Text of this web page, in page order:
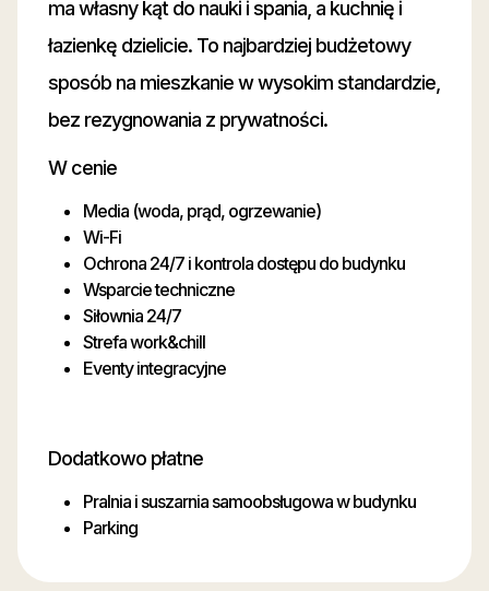
ma własny kąt do nauki i spania, a kuchnię i
łazienkę dzielicie. To najbardziej budżetowy
sposób na mieszkanie w wysokim standardzie,
bez rezygnowania z prywatności.
W cenie
Media (woda, prąd, ogrzewanie)
Wi-Fi
Ochrona 24/7 i kontrola dostępu do budynku
Wsparcie techniczne
Siłownia 24/7
Strefa work&chill
Eventy integracyjne
Dodatkowo płatne
Pralnia i suszarnia samoobsługowa w budynku
Parking